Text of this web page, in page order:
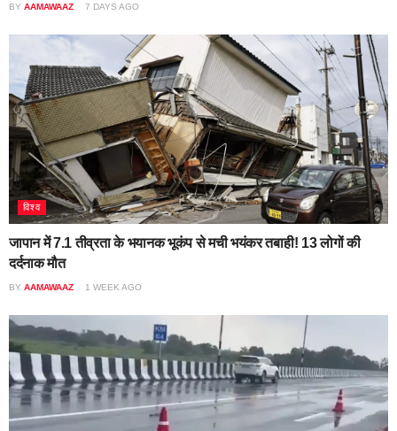
BY AAMAWAAZ 7 DAYS AGO
विश्व
जापान में 7.1 तीव्रता के भयानक भूकंप से मची भयंकर तबाही! 13 लोगों की
दर्दनाक मौत
BY AAMAWAAZ 1 WEEK AGO